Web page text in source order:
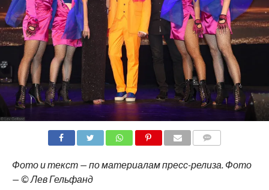
Фото и текст — по материалам пресс-релиза. Фото
— © Лев Гельфанд